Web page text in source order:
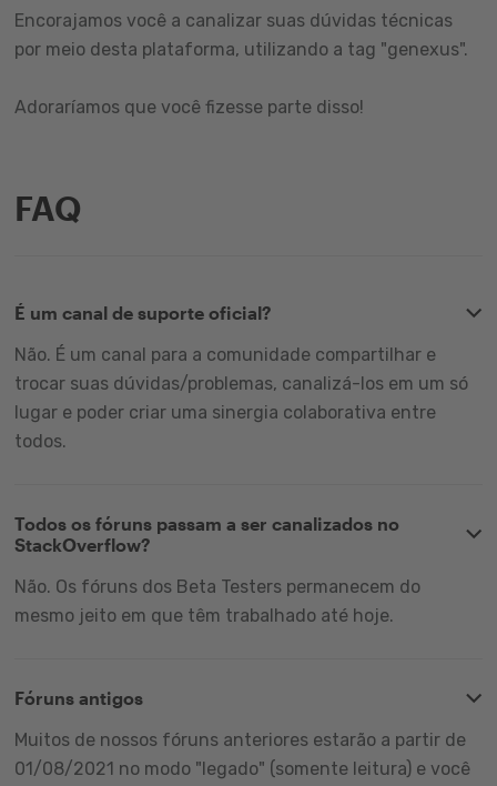
Encorajamos você a canalizar suas dúvidas técnicas
por meio desta plataforma, utilizando a tag "genexus".
Adoraríamos que você fizesse parte disso!
FAQ
É um canal de suporte oficial?
Não. É um canal para a comunidade compartilhar e
trocar suas dúvidas/problemas, canalizá-los em um só
lugar e poder criar uma sinergia colaborativa entre
todos.
Todos os fóruns passam a ser canalizados no
StackOverflow?
Não. Os fóruns dos Beta Testers permanecem do
mesmo jeito em que têm trabalhado até hoje.
Fóruns antigos
Muitos de nossos fóruns anteriores estarão a partir de
01/08/2021 no modo "legado" (somente leitura) e você